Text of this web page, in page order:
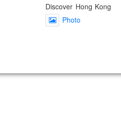
Discover Hong Kong
Photo
แบบครอบครัว